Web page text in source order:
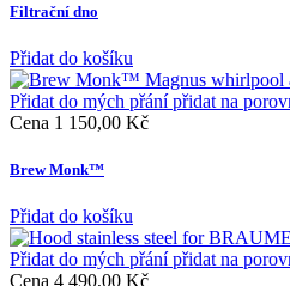
Filtrační dno
Přidat do košíku
Přidat do mých přání přidat na
Cena 1 150,00 Kč
Brew Monk™
Přidat do košíku
Přidat do mých přání přidat na
Cena 4 490,00 Kč